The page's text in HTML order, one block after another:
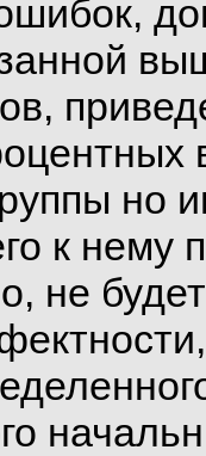
ошибок,
но
к нему
не